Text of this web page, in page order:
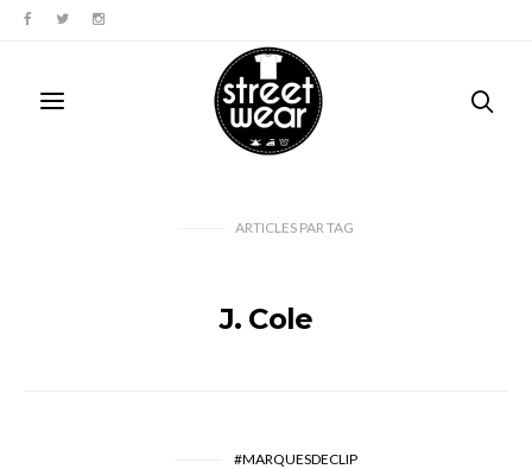
ARTICLES PAR TAG
J. Cole
#MARQUESDECLIP